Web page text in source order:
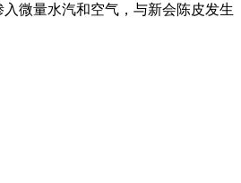
微量水汽和空气，与新会陈皮发生